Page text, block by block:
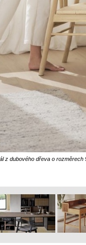
z dubového dřeva o rozměrech